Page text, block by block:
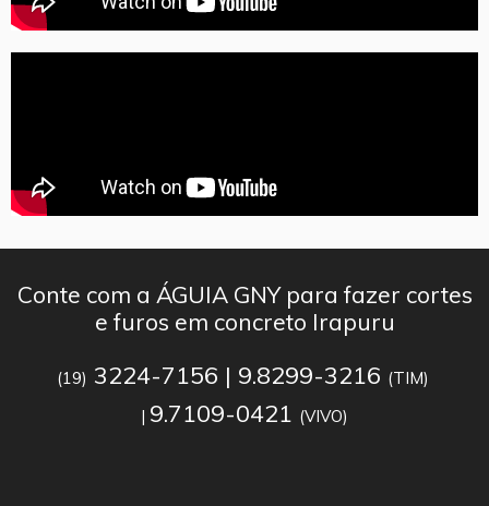
Conte com a ÁGUIA GNY para fazer cortes
e furos em concreto Irapuru
(19) 3224-7156 | 9.8299-3216 (TIM)
| 9.7109-0421 (VIVO)